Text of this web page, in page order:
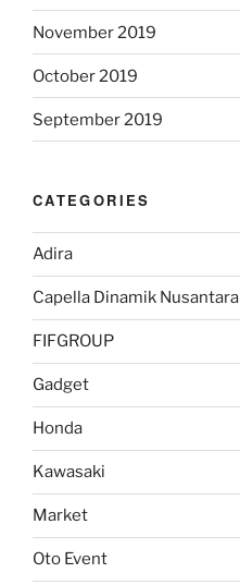
November 2019
October 2019
September 2019
CATEGORIES
Adira
Capella Dinamik Nusantara
FIFGROUP
Gadget
Honda
Kawasaki
Market
Oto Event